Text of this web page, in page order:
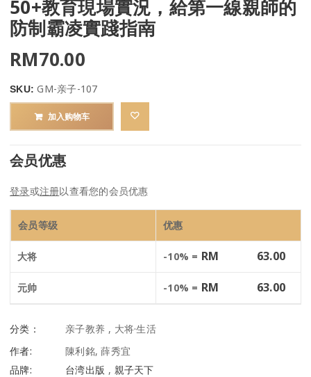
50+教育現場實況，給第一線親師的
防制霸凌實踐指南
RM70.00
SKU:GM-亲子-107
加入购物车
会员优惠
登录或注册以查看您的会员优惠
会员等级 优惠
大将 -10% = RM 63.00
元帅 -10% = RM 63.00
分类： 亲子教养 , 大将·生活
作者:
陳利銘, 薛秀宜
品牌:
台湾出版 , 親子天下